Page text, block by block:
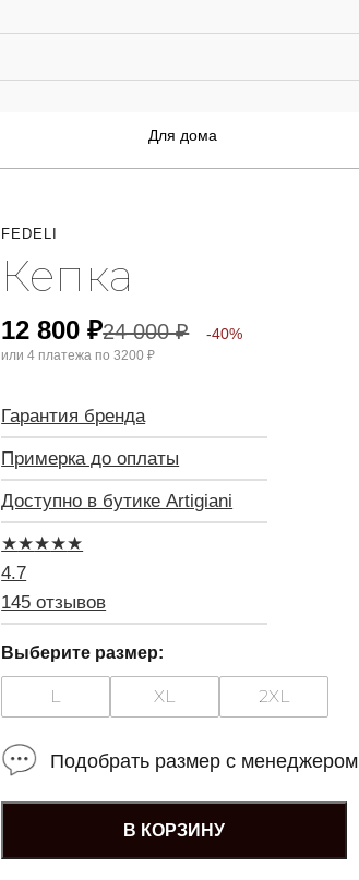
Для дома
FEDELI
Кепка
12 800₽24 000₽ -40%
или 4 платежа по3200 ₽
Гарантия бренда
Примерка до оплаты
Доступно в бутике Artigiani
★★★★★
4.7
145 отзывов
Выберите размер:
L XL 2XL
Подобрать размер с менеджером
В КОРЗИНУ